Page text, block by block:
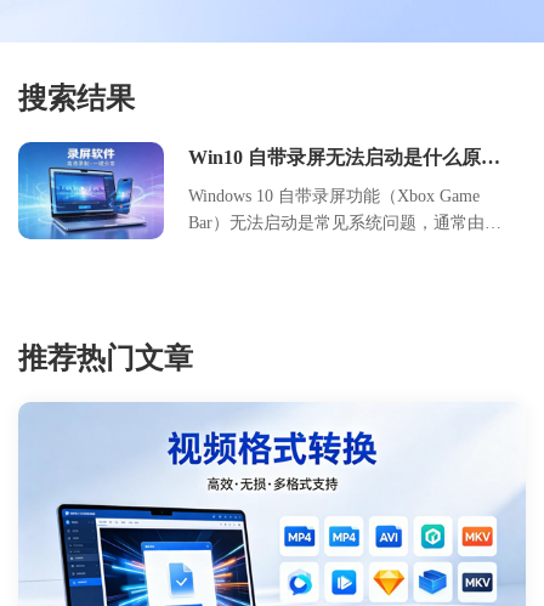
搜索结果
Win10 自带录屏无法启动是什么原因
常规修复方法
Windows 10 自带录屏功能（Xbox Game
Bar）无法启动是常见系统问题，通常由服
置与权限管理，用户可快速恢复录屏功
排查并定期维护系统组件，以保障功能稳
定性。
推荐热门文章